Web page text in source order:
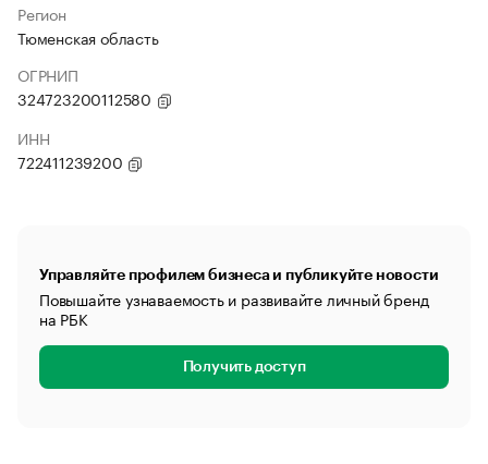
Регион
Тюменская область
ОГРНИП
324723200112580
ИНН
722411239200
Управляйте профилем бизнеса и публикуйте новости
Повышайте узнаваемость и развивайте личный бренд
на РБК
Получить доступ